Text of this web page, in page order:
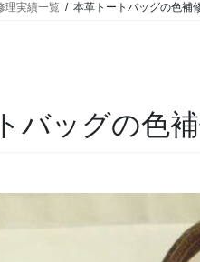
理実績一覧 本革トートバッグの色補
バッグの色